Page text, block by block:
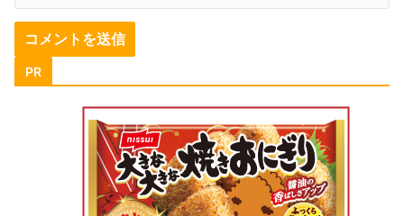
PR